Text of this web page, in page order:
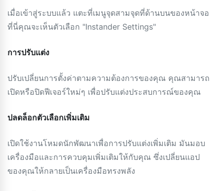
เมื่อเข้าสู่ระบบแล้ว แตะที่เมนูจุดสามจุดที่ด้านบนของหน้าจอ
ที่นี่คุณจะเห็นตัวเลือก "Instander Settings"
การปรับแต่ง
ปรับเปลี่ยนการตั้งค่าตามความต้องการของคุณ คุณสามารถ
เปิดหรือปิดฟีเจอร์ใหม่ๆ เพื่อปรับแต่งประสบการณ์ของคุณ
ปลดล็อกตัวเลือกเพิ่มเติม
เปิดใช้งานโหมดนักพัฒนาเพื่อการปรับแต่งเพิ่มเติม มันมอบ
เครื่องมือและการควบคุมเพิ่มเติมให้กับคุณ ซึ่งเปลี่ยนแอป
ของคุณให้กลายเป็นเครื่องมือทรงพลัง